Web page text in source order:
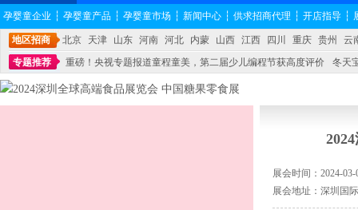
孕婴童企业 ┆ 孕婴童产品 ┆ 孕婴童市场 ┆ 新闻中心 ┆ 供求招商代理 ┆ 开店指导 ┆
地区招商 北京 天津 山东 河南 河北 内蒙 山西 江西 四川 重庆 贵州
云
专题推荐
重磅！央视专题报道童程童美，第二届少儿编程节获高度评价
冬天
不能再单纯地销售产品,而要向增强服务转型,毕竟母婴产品比较特殊。”
展会时间：2024-03-
展会地址：深圳国